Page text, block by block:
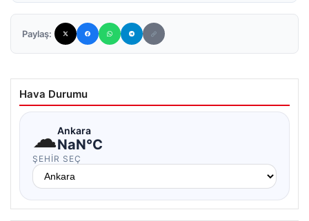
Paylaş:
Hava Durumu
☁Ankara
NaN°C
ŞEHIR SEÇ